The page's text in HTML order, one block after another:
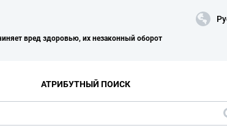
вред здоровью, их незаконный оборот
АТРИБУТНЫЙ ПОИСК